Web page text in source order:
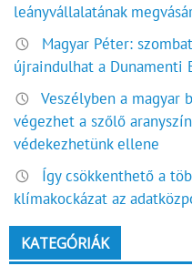
leányvállalatának
Magyar Péter:
újraindulhat a Dunamenti
Veszélyben a magyar
végezhet a szőlő
védekezhetünk ellene
Így csökkenthető a
klímakockázat az
KATEGÓRIÁK